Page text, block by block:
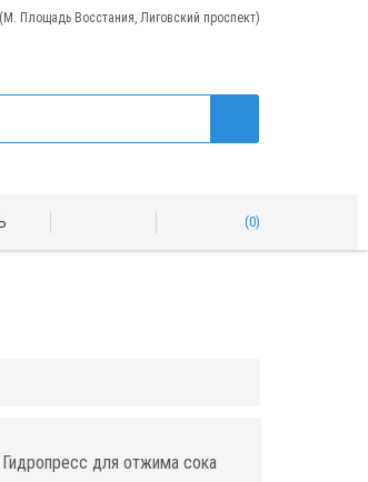
Площадь Восстания, Лиговский проспект)
0
Гидропресс для отжима сока